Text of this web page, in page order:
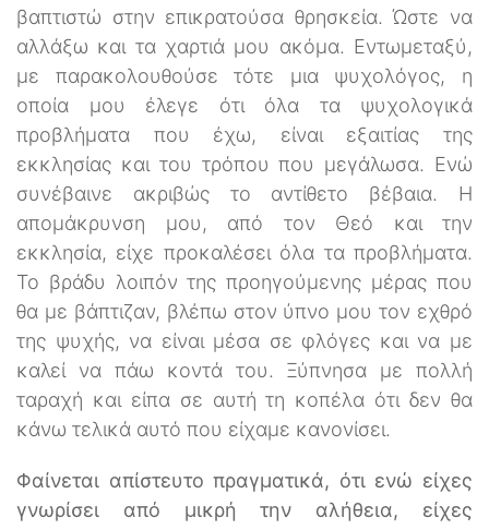
βαπτιστώ στην επικρατούσα θρησκεία. Ώστε να
αλλάξω και τα χαρτιά μου ακόμα. Εντωμεταξύ,
με παρακολουθούσε τότε μια ψυχολόγος, η
οποία μου έλεγε ότι όλα τα ψυχολογικά
προβλήματα που έχω, είναι εξαιτίας της
εκκλησίας και του τρόπου που μεγάλωσα. Ενώ
συνέβαινε ακριβώς το αντίθετο βέβαια. Η
απομάκρυνση μου, από τον Θεό και την
εκκλησία, είχε προκαλέσει όλα τα προβλήματα.
Το βράδυ λοιπόν της προηγούμενης μέρας που
θα με βάπτιζαν, βλέπω στον ύπνο μου τον εχθρό
της ψυχής, να είναι μέσα σε φλόγες και να με
καλεί να πάω κοντά του. Ξύπνησα με πολλή
ταραχή και είπα σε αυτή τη κοπέλα ότι δεν θα
κάνω τελικά αυτό που είχαμε κανονίσει.
Φαίνεται απίστευτο πραγματικά, ότι ενώ είχες
γνωρίσει από μικρή την αλήθεια, είχες